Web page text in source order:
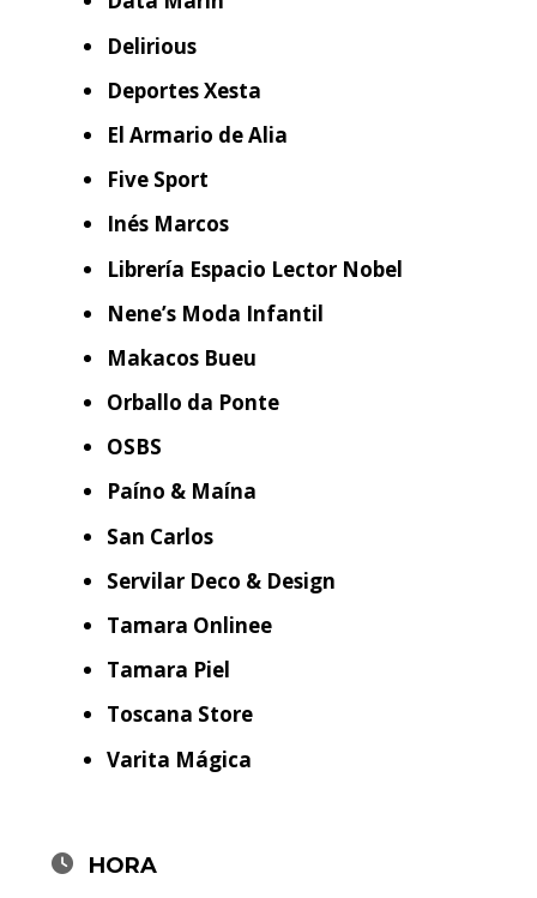
Delirious
Deportes Xesta
El Armario de Alia
Five Sport
Inés Marcos
Librería Espacio Lector Nobel
Nene’s Moda Infantil
Makacos Bueu
Orballo da Ponte
OSBS
Paíno & Maína
San Carlos
Servilar Deco & Design
Tamara Onlinee
Tamara Piel
Toscana Store
Varita Mágica
HORA